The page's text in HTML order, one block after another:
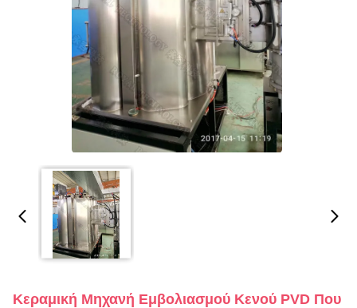
Κεραμική Μηχανή Εμβολιασμού Κενού PVD Που